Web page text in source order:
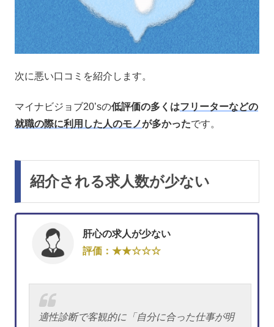
次に悪い口コミを紹介します。
マイナビジョブ20’sの低評価の多くはフリーターなどの
就職の際に利用した人のモノが多かったです。
紹介される求人数が少ない
肝心の求人が少ない
評価：★★☆☆☆
適性診断で客観的に「自分に合った仕事が明